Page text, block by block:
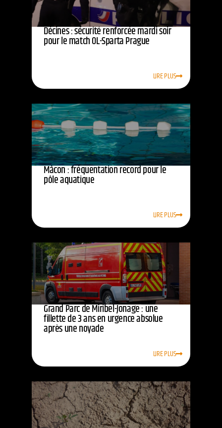
Décines : sécurité renforcée mardi soir
pour le match OL-Sparta Prague
LIRE PLUS
Mâcon : fréquentation record pour le
pôle aquatique
LIRE PLUS
Grand Parc de Miribel-Jonage : une
fillette de 3 ans en urgence absolue
après une noyade
LIRE PLUS